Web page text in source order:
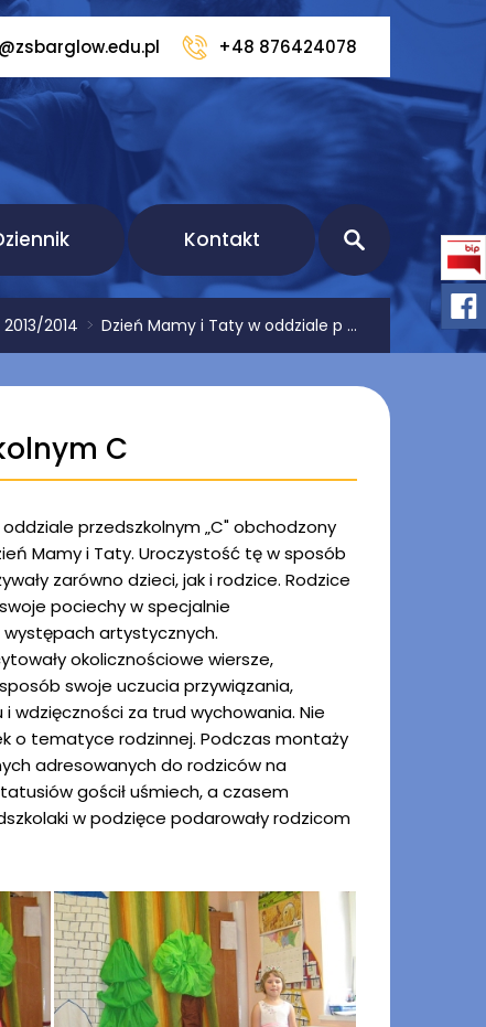
+48 876424078
Kontakt
2014 > Dzień Mamy i Taty w oddziale p ...
C
oddziale przedszkolnym „C" obchodzony
Mamy i Taty. Uroczystość tę w sposób
zarówno dzieci, jak i rodzice. Rodzice
pociechy w specjalnie
artystycznych.
okolicznościowe wiersze,
swoje uczucia przywiązania,
i wdzięczności za trud wychowania. Nie
o tematyce rodzinnej. Podczas montaży
adresowanych do rodziców na
gościł uśmiech, a czasem
w podzięce podarowały rodzicom